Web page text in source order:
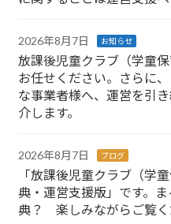
2026年8月7日 お知らせ
放課後児童クラブ（学童保
お任せください。さらに、
な事業者様へ、運営を引
介します。
2026年8月7日 ブログ
「放課後児童クラブ（学
典・運営支援版」です。
典？ 楽しみながらご覧く